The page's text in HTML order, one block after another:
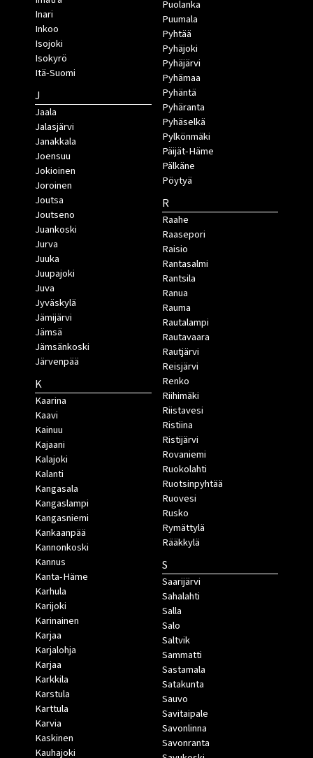
Inari
Inkoo
Isojoki
Isokyrö
Itä-Suomi
J
Jaala
Jalasjärvi
Janakkala
Joensuu
Jokioinen
Joroinen
Joutsa
Joutseno
Juankoski
Jurva
Juuka
Juupajoki
Juva
Jyväskylä
Jämijärvi
Jämsä
Jämsänkoski
Järvenpää
K
Kaarina
Kaavi
Kainuu
Kajaani
Kalajoki
Kalanti
Kangasala
Kangaslampi
Kangasniemi
Kankaanpää
Kannonkoski
Kannus
Kanta-Häme
Karhula
Karijoki
Karinainen
Karjaa
Karjalohja
Karjaa
Karkkila
Karstula
Karttula
Karvia
Kaskinen
Kauhajoki
Puolanka
Puumala
Pyhtää
Pyhäjoki
Pyhäjärvi
Pyhämaa
Pyhäntä
Pyhäranta
Pyhäselkä
Pylkönmäki
Päijät-Häme
Pälkäne
Pöytyä
R
Raahe
Raasepori
Raisio
Rantasalmi
Rantsila
Ranua
Rauma
Rautalampi
Rautavaara
Rautjärvi
Reisjärvi
Renko
Riihimäki
Riistavesi
Ristiina
Ristijärvi
Rovaniemi
Ruokolahti
Ruotsinpyhtää
Ruovesi
Rusko
Rymättylä
Rääkkylä
S
Saarijärvi
Sahalahti
Salla
Salo
Saltvik
Sammatti
Sastamala
Satakunta
Sauvo
Savitaipale
Savonlinna
Savonranta